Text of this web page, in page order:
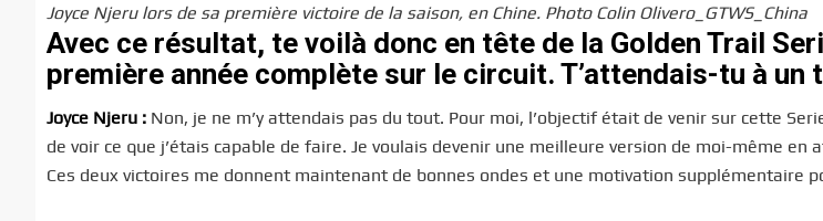
Joyce Njeru lors de sa première victoire de la saison, en Chine. Photo Colin Olivero_GTWS_China
Avec ce résultat, te voilà donc en tête de la Golden Trail
première année complète sur le circuit. T’attendais-tu à un
Joyce Njeru : Non, je ne m’y attendais pas du tout. Pour moi, l’objectif était de venir sur cette
de voir ce que j’étais capable de faire. Je voulais devenir une meilleure version de moi-même
Ces deux victoires me donnent maintenant de bonnes ondes et une motivation supplémentaire